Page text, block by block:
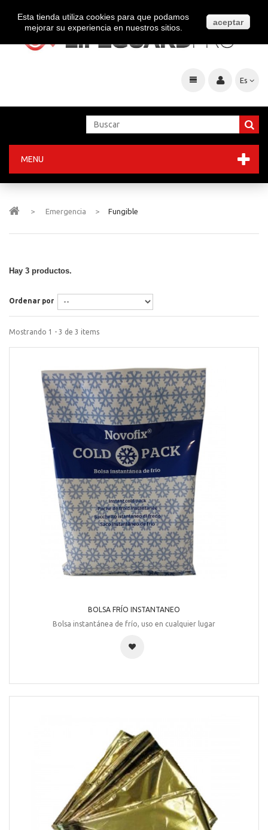
Esta tienda utiliza cookies para que podamos
mejorar su experiencia en nuestros sitios.
aceptar
Es
MENU
> Emergencia > Fungible
Hay 3 productos.
Ordenar por
Mostrando 1 - 3 de 3 items
BOLSA FRÍO INSTANTANEO
Bolsa instantánea de frío, uso en cualquier lugar